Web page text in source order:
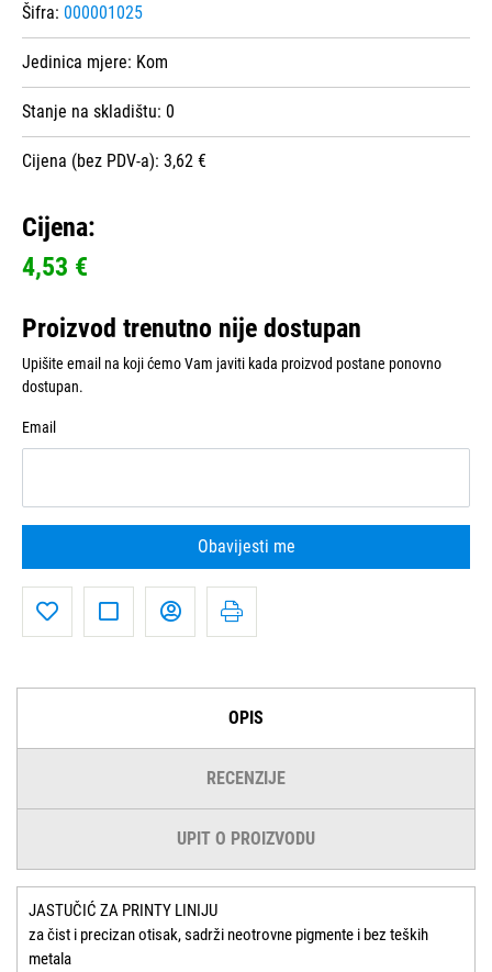
Šifra: 000001025
Jedinica mjere: Kom
Stanje na skladištu: 0
Cijena (bez PDV-a): 3,62 €
Cijena:
4,53 €
Proizvod trenutno nije dostupan
Upišite email na koji ćemo Vam javiti kada proizvod postane ponovno
dostupan.
Email
Obavijesti me
OPIS
RECENZIJE
UPIT O PROIZVODU
JASTUČIĆ ZA PRINTY LINIJU
za čist i precizan otisak, sadrži neotrovne pigmente i bez teških
metala